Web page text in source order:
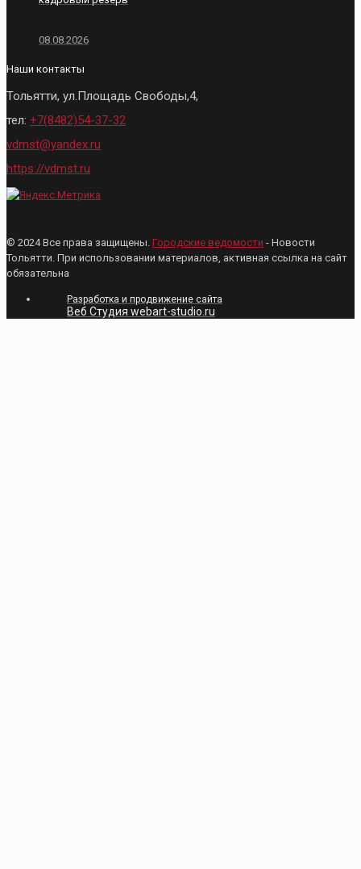
08.08.2026
Наши контакты
Тольятти, ул.Площадь Свободы,4,
тел: +7(8482)54-37-32
vdmst@yandex.ru
https://vdmst.ru
© 2024 Все права защищены. Городские ведомости - Новости
Тольятти. При использовании материалов, активная ссылка на сайт
обязательна
Разработка и продвижение сайта
Веб Студия webart-studio.ru